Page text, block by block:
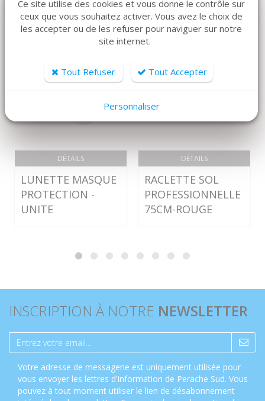
DÉTAILS
LUNETTE MASQUE
PROTECTION -
UNITE
DÉTAILS
RACLETTE SOL
PROFESSIONNELLE
75CM-ROUGE
INSCRIPTION À NOTRE NEWSLETTER
Votre adresse de messagerie est uniquement utilisée pour
vous envoyer les lettres d'information de Perache Sud. Vous
pouvez à tout moment utiliser le lien de désabonnement
Ce site utilise des cookies et vous donne le contrôle sur
ceux que vous souhaitez activer. Vous avez le choix de
les accepter ou de les refuser pour naviguer sur notre
site internet.
Tout Refuser Tout Accepter
Personnaliser